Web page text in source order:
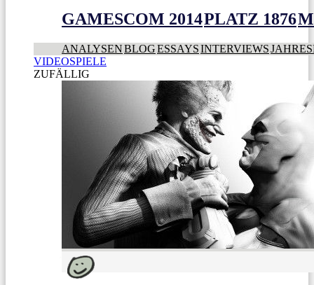
GAMESCOM 2014PLATZ 1876
ANALYSENBLOGESSAYSINTERVIEWS
VIDEOSPIELE
ZUFÄLLIG